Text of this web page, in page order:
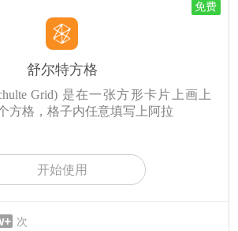
免费
舒尔特方格
Grid) 是在一张方形卡片上画上
方格，格子内任意填写上阿拉
开始使用
次